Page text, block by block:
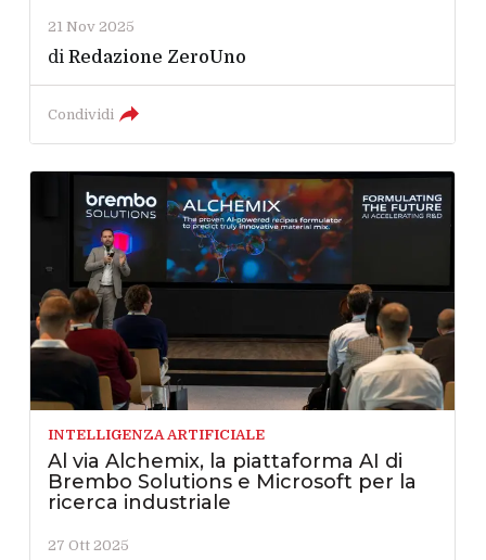
21 Nov 2025
diRedazione ZeroUno
Condividi
INTELLIGENZA ARTIFICIALE
Al via Alchemix, la piattaforma AI di
Brembo Solutions e Microsoft per la
ricerca industriale
27 Ott 2025